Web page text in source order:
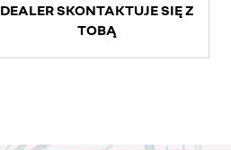
DEALER SKONTAKTUJE SIĘ Z
TOBĄ